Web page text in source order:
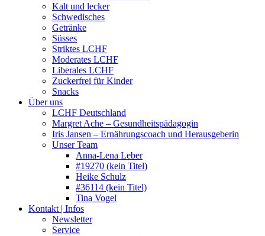
Kalt und lecker
Schwedisches
Getränke
Süsses
Striktes LCHF
Moderates LCHF
Liberales LCHF
Zuckerfrei für Kinder
Snacks
Über uns
LCHF Deutschland
Margret Ache – Gesundheitspädagogin
Iris Jansen – Ernährungscoach und Herausgeberin
Unser Team
Anna-Lena Leber
#19270 (kein Titel)
Heike Schulz
#36114 (kein Titel)
Tina Vogel
Kontakt | Infos
Newsletter
Service